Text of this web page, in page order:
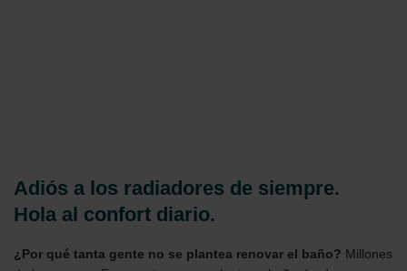
Adiós a los radiadores de siempre.
Hola al confort diario.
¿Por qué tanta gente no se plantea renovar el baño? Millones